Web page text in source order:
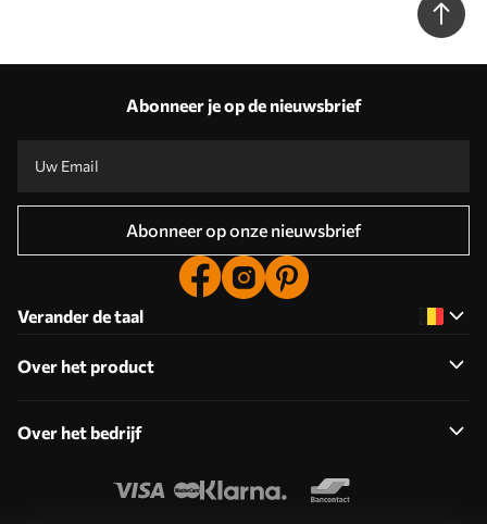
Abonneer je op de nieuwsbrief
Abonneer op onze nieuwsbrief
Verander de taal
Over het product
Over het bedrijf